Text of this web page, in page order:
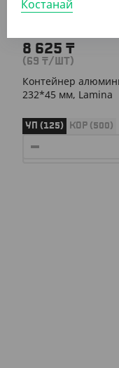
8 625 ₸
(69 ₸/ШТ)
Контейнер
232*45 мм, Lamina
УП (125) КОР (500)
Костанай